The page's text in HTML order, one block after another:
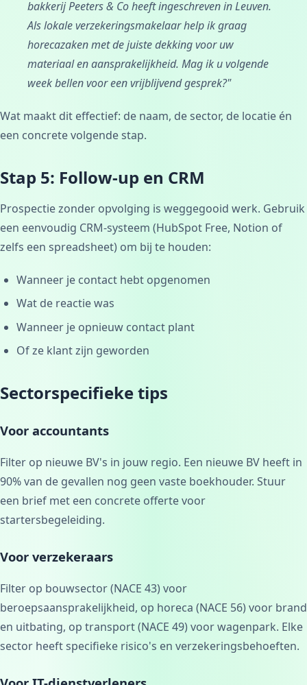
bakkerij Peeters & Co heeft ingeschreven in Leuven.
Als lokale verzekeringsmakelaar help ik graag
horecazaken met de juiste dekking voor uw
materiaal en aansprakelijkheid. Mag ik u volgende
week bellen voor een vrijblijvend gesprek?"
Wat maakt dit effectief: de naam, de sector, de locatie én
een concrete volgende stap.
Stap 5: Follow-up en CRM
Prospectie zonder opvolging is weggegooid werk. Gebruik
een eenvoudig CRM-systeem (HubSpot Free, Notion of
zelfs een spreadsheet) om bij te houden:
Wanneer je contact hebt opgenomen
Wat de reactie was
Wanneer je opnieuw contact plant
Of ze klant zijn geworden
Sectorspecifieke tips
Voor accountants
Filter op nieuwe BV's in jouw regio. Een nieuwe BV heeft in
90% van de gevallen nog geen vaste boekhouder. Stuur
een brief met een concrete offerte voor
startersbegeleiding.
Voor verzekeraars
Filter op bouwsector (NACE 43) voor
beroepsaansprakelijkheid, op horeca (NACE 56) voor brand
en uitbating, op transport (NACE 49) voor wagenpark. Elke
sector heeft specifieke risico's en verzekeringsbehoeften.